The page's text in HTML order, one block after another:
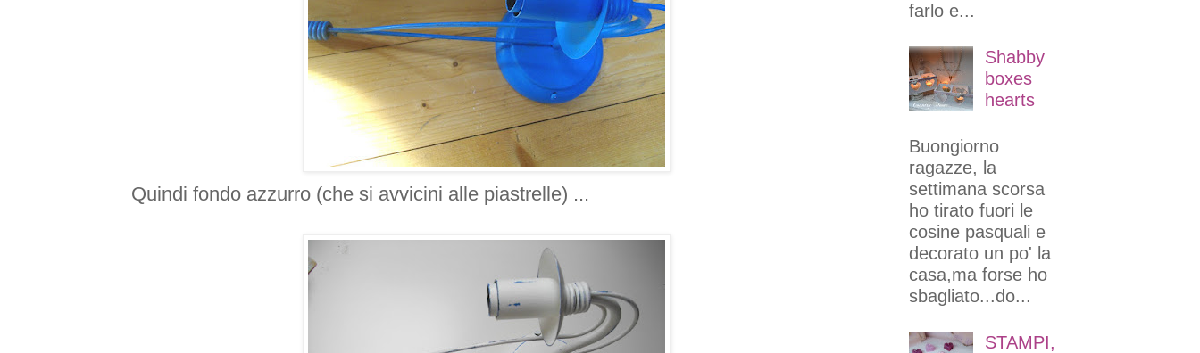
Quindi fondo azzurro (che si avvicini alle piastrelle) ...
farlo e...
Shabby
boxes
hearts
Buongiorno
ragazze, la
settimana scorsa
ho tirato fuori le
cosine pasquali e
decorato un po' la
casa,ma forse ho
sbagliato...do...
STAMPI,